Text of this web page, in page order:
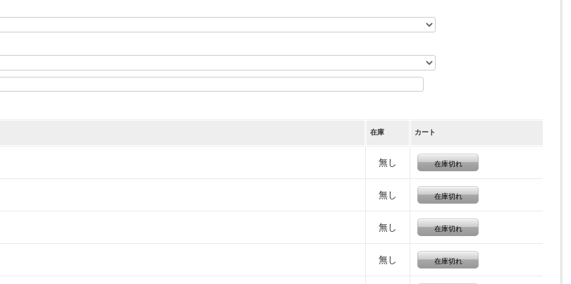
在庫 カート
無し 在庫切れ
無し 在庫切れ
無し 在庫切れ
無し 在庫切れ